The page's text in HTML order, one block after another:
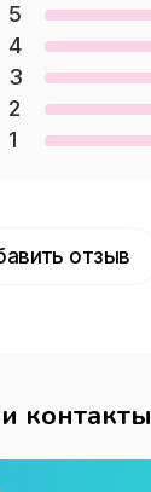
5
4
3
2
1
отзыв
контакты